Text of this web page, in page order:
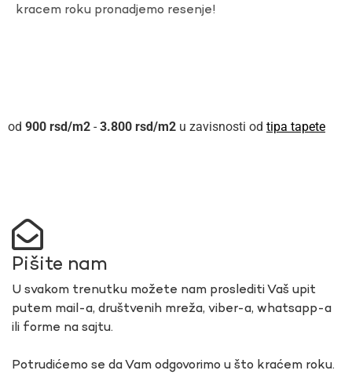
kracem roku pronadjemo resenje!
900 rsd - 3.800 rsd u zavisnosti od tipa tapete
Pišite nam
U svakom trenutku možete nam proslediti Vaš upit
putem mail-a, društvenih mreža, viber-a, whatsapp-a
ili forme na sajtu.
Potrudićemo se da Vam odgovorimo u što kraćem roku.